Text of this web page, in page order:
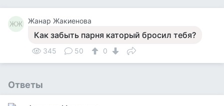
ЖЖ Жанар Жакиенова
Как забыть парня каторый бросил тебя?
345 50 0
Ответы